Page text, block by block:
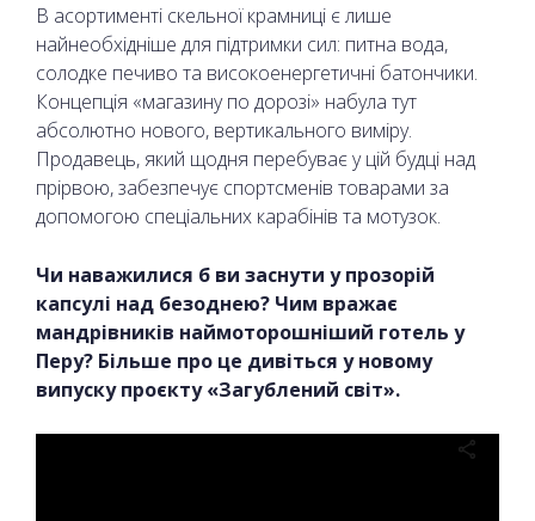
В асортименті скельної крамниці є лише
найнеобхідніше для підтримки сил: питна вода,
солодке печиво та високоенергетичні батончики.
Концепція «магазину по дорозі» набула тут
абсолютно нового, вертикального виміру.
Продавець, який щодня перебуває у цій будці над
прірвою, забезпечує спортсменів товарами за
допомогою спеціальних карабінів та мотузок.
Чи наважилися б ви заснути у прозорій
капсулі над безоднею? Чим вражає
мандрівників наймоторошніший готель у
Перу? Більше про це дивіться у новому
випуску проєкту «Загублений світ».